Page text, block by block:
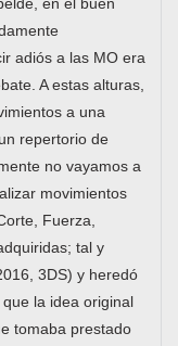
adiós a las MO era
A estas alturas,
a una
repertorio de
no vayamos a
movimientos
Fuerza,
tal y
3DS) y heredó
la idea original
tomaba prestado